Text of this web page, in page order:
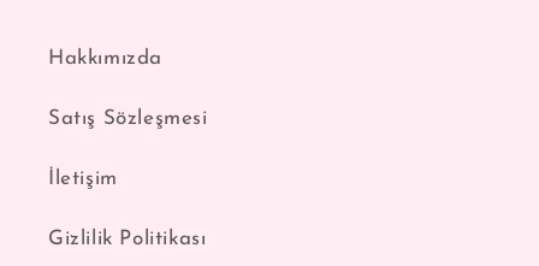
Hakkımızda
Satış Sözleşmesi
İletişim
Gizlilik Politikası